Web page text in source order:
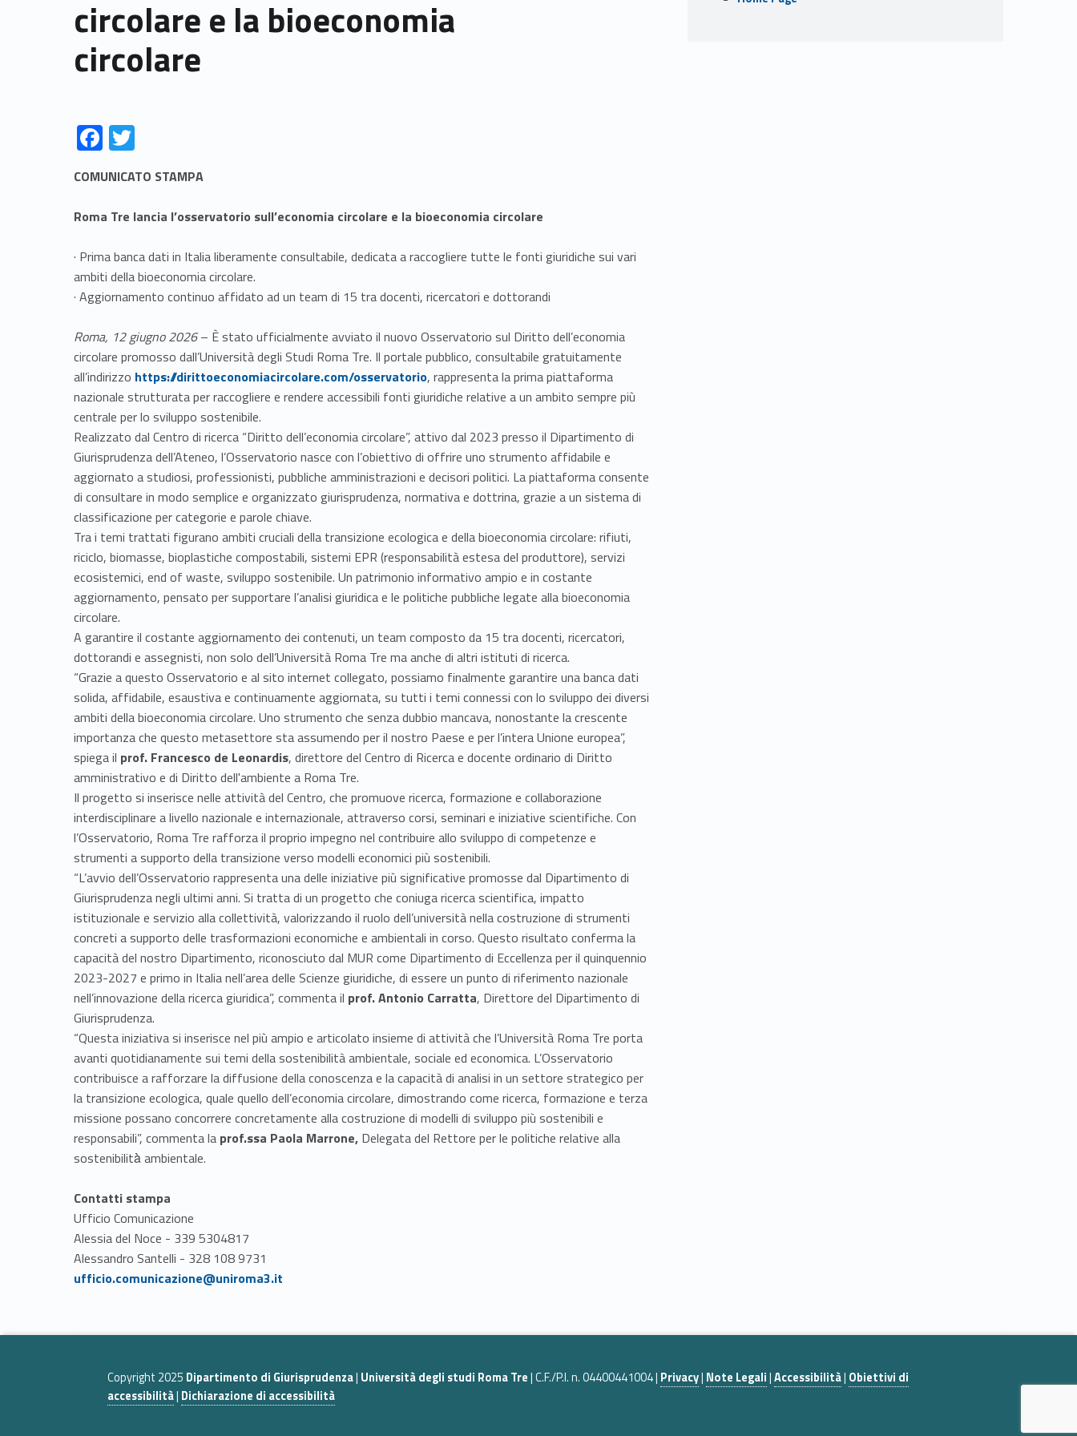
circolare e la bioeconomia
circolare
F
ac
e
b
o
k
w
itt
er
COMUNICATO STAMPA
Roma Tre lancia l’osservatorio sull’economia circolare e la bioeconomia circolare
· Prima banca dati in Italia liberamente consultabile, dedicata a raccogliere tutte le fonti giuridiche sui vari
ambiti della bioeconomia circolare.
· Aggiornamento continuo affidato ad un team di 15 tra docenti, ricercatori e dottorandi
Roma, 12 giugno 2026– È stato ufficialmente avviato il nuovo Osservatorio sul Diritto dell’economia
circolare promosso dall’Università degli Studi Roma Tre. Il portale pubblico, consultabile gratuitamente
all’indirizzo Link identifier #identifier__191381-1https://dirittoeconomiacircolare.com/osservatorio, rappresenta la prima piattaforma
nazionale strutturata per raccogliere e rendere accessibili fonti giuridiche relative a un ambito sempre più
centrale per lo sviluppo sostenibile.
Realizzato dal Centro di ricerca “Diritto dell’economia circolare”, attivo dal 2023 presso il Dipartimento di
Giurisprudenza dell’Ateneo, l’Osservatorio nasce con l’obiettivo di offrire uno strumento affidabile e
aggiornato a studiosi, professionisti, pubbliche amministrazioni e decisori politici. La piattaforma consente
di consultare in modo semplice e organizzato giurisprudenza, normativa e dottrina, grazie a un sistema di
classificazione per categorie e parole chiave.
Tra i temi trattati figurano ambiti cruciali della transizione ecologica e della bioeconomia circolare: rifiuti,
riciclo, biomasse, bioplastiche compostabili, sistemi EPR (responsabilità estesa del produttore), servizi
ecosistemici, end of waste, sviluppo sostenibile. Un patrimonio informativo ampio e in costante
aggiornamento, pensato per supportare l’analisi giuridica e le politiche pubbliche legate alla bioeconomia
circolare.
A garantire il costante aggiornamento dei contenuti, un team composto da 15 tra docenti, ricercatori,
dottorandi e assegnisti, non solo dell’Università Roma Tre ma anche di altri istituti di ricerca.
“Grazie a questo Osservatorio e al sito internet collegato, possiamo finalmente garantire una banca dati
solida, affidabile, esaustiva e continuamente aggiornata, su tutti i temi connessi con lo sviluppo dei diversi
ambiti della bioeconomia circolare. Uno strumento che senza dubbio mancava, nonostante la crescente
importanza che questo metasettore sta assumendo per il nostro Paese e per l’intera Unione europea”,
spiega il prof. Francesco de Leonardis, direttore del Centro di Ricerca e docente ordinario di Diritto
amministrativo e di Diritto dell'ambiente a Roma Tre.
Il progetto si inserisce nelle attività del Centro, che promuove ricerca, formazione e collaborazione
interdisciplinare a livello nazionale e internazionale, attraverso corsi, seminari e iniziative scientifiche. Con
l’Osservatorio, Roma Tre rafforza il proprio impegno nel contribuire allo sviluppo di competenze e
strumenti a supporto della transizione verso modelli economici più sostenibili.
“L’avvio dell’Osservatorio rappresenta una delle iniziative più significative promosse dal Dipartimento di
Giurisprudenza negli ultimi anni. Si tratta di un progetto che coniuga ricerca scientifica, impatto
istituzionale e servizio alla collettività, valorizzando il ruolo dell’università nella costruzione di strumenti
concreti a supporto delle trasformazioni economiche e ambientali in corso. Questo risultato conferma la
capacità del nostro Dipartimento, riconosciuto dal MUR come Dipartimento di Eccellenza per il quinquennio
2023-2027 e primo in Italia nell’area delle Scienze giuridiche, di essere un punto di riferimento nazionale
nell’innovazione della ricerca giuridica”, commenta il prof. Antonio Carratta, Direttore del Dipartimento di
Giurisprudenza.
“Questa iniziativa si inserisce nel più ampio e articolato insieme di attività che l’Università Roma Tre porta
avanti quotidianamente sui temi della sostenibilità ambientale, sociale ed economica. L’Osservatorio
contribuisce a rafforzare la diffusione della conoscenza e la capacità di analisi in un settore strategico per
la transizione ecologica, quale quello dell’economia circolare, dimostrando come ricerca, formazione e terza
missione possano concorrere concretamente alla costruzione di modelli di sviluppo più sostenibili e
responsabili”, commenta la prof.ssa Paola Marrone, Delegata del Rettore per le politiche relative alla
sostenibilità̀ ambientale.
Contatti stampa
Ufficio Comunicazione
Alessia del Noce - 339 5304817
Alessandro Santelli - 328 108 9731
ufficio.comunicazione@uniroma3.it
Copyright 2025 Dipartimento di Giurisprudenza| Università degli studi Roma Tre| C.F./P.I. n. 04400441004 | Privacy| Note Legali|Accessibilità| Obiettivi di
accessibilità| Dichiarazione di accessibilità